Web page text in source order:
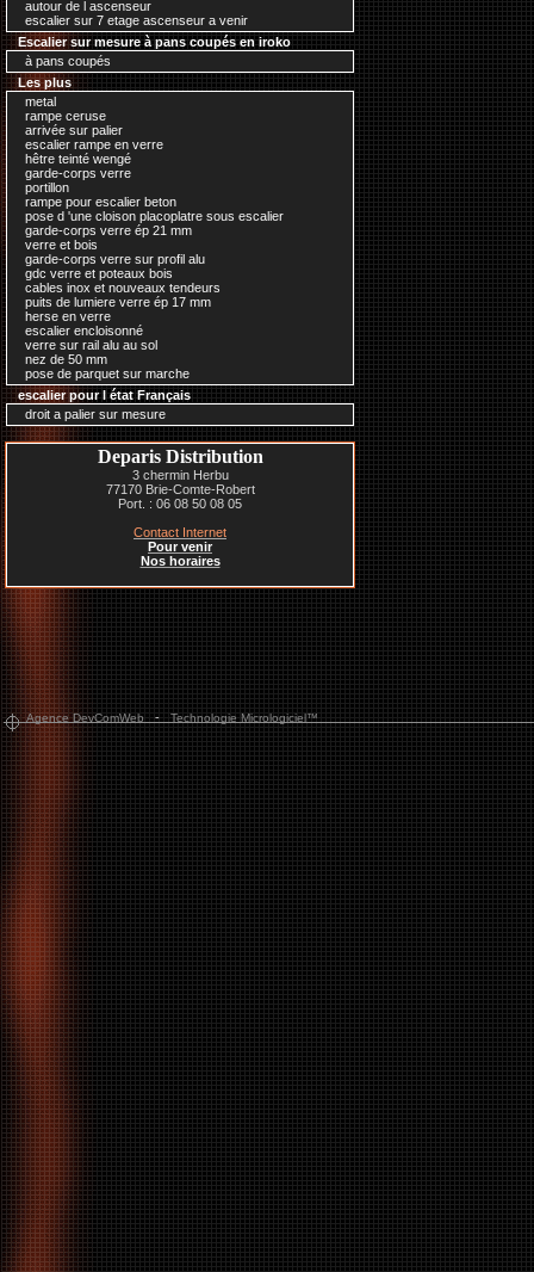
autour de l ascenseur
escalier sur 7 etage ascenseur a venir
Escalier sur mesure à pans coupés en iroko
à pans coupés
Les plus
metal
rampe ceruse
arrivée sur palier
escalier rampe en verre
hêtre teinté wengé
garde-corps verre
portillon
rampe pour escalier beton
pose d 'une cloison placoplatre sous escalier
garde-corps verre ép 21 mm
verre et bois
garde-corps verre sur profil alu
gdc verre et poteaux bois
cables inox et nouveaux tendeurs
puits de lumiere verre ép 17 mm
herse en verre
escalier encloisonné
verre sur rail alu au sol
nez de 50 mm
pose de parquet sur marche
escalier pour l état Français
droit a palier sur mesure
Deparis Distribution
3 chermin Herbu
77170 Brie-Comte-Robert
Port. : 06 08 50 08 05
Contact Internet
Pour venir
Nos horaires
Agence DevComWeb-Technologie Micrologiciel™